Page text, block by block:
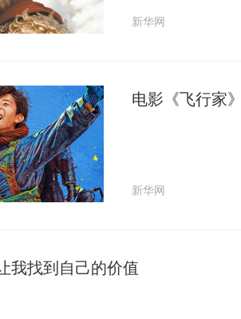
新华网
电影《飞行家
新华网
我找到自己的价值